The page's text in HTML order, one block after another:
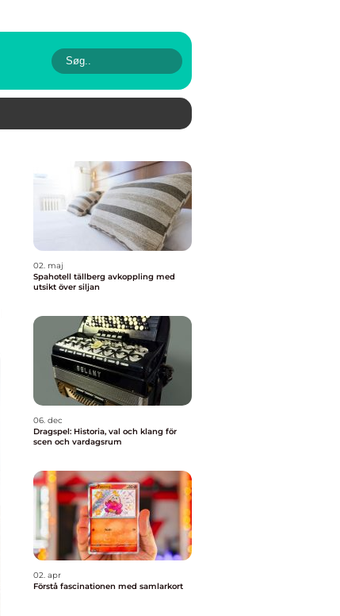
02. maj
Spahotell tällberg avkoppling med
utsikt över siljan
06. dec
Dragspel: Historia, val och klang för
scen och vardagsrum
02. apr
Förstå fascinationen med samlarkort